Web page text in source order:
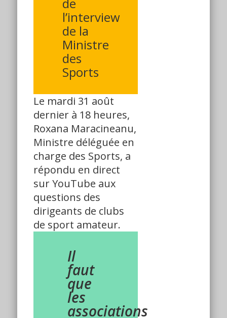
de
l’interview
de la
Ministre
des
Sports
Le mardi 31 août
dernier à 18 heures,
Roxana Maracineanu,
Ministre déléguée en
charge des Sports, a
répondu en direct
sur YouTube aux
questions des
dirigeants de clubs
de sport amateur.
Il
faut
que
les
associations